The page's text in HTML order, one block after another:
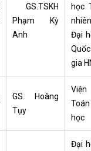
GS.TSKH
Phạm Kỳ
Anh
học
Đại
Quốc
gia
GS. Hoàng
Tụy
Viện
Toán
học
Đại